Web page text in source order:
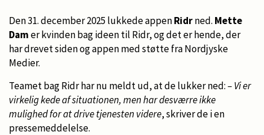
Den 31. december 2025 lukkede appenRidrned. Mette
Damer kvinden bag ideen til Ridr, og det er hende, der
har drevet siden og appen med støtte fra Nordjyske
Medier.
Teamet bag Ridr har nu meldt ud, at de lukker ned:– Vi er
virkelig kede af situationen, men har desværre ikke
mulighed for at drive tjenesten videre, skriver de i en
pressemeddelelse.